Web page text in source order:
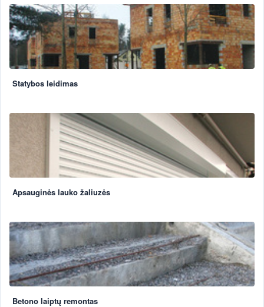
Statybos leidimas
Apsauginės lauko žaliuzės
Betono laiptų remontas